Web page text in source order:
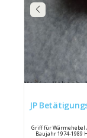
JP
Griff für Wärmehebel
Baujahr 1974-1989